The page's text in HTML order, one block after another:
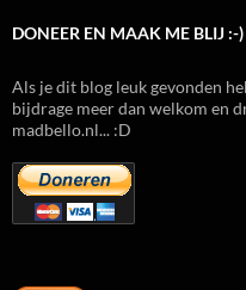
DONEER EN MAAK ME BLIJ :-)
Als je dit blog leuk gevonden
bijdrage meer dan welkom en
madbello.nl... :D